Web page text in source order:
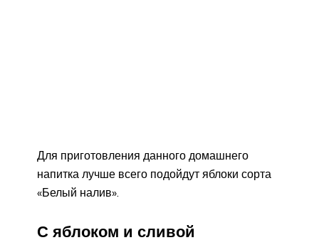
Для приготовления данного домашнего
напитка лучше всего подойдут яблоки сорта
«Белый налив».
С яблоком и сливой